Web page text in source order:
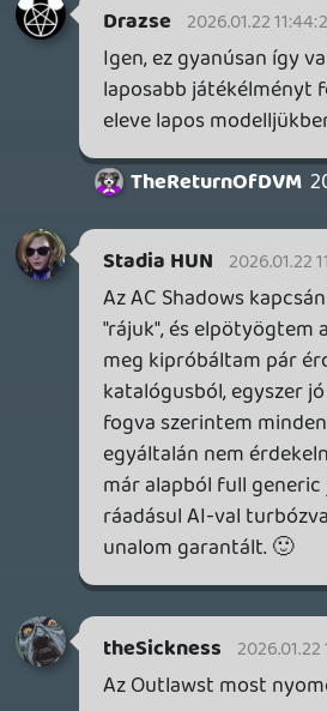
a menthetőt. Érzésem szerint az
részét el kellene engedniük és/vagy
modernizálniuk, ahogy mondjuk a
tette a God of Warral. Régi név, új
DNA - mert az Ubi DNA bizony
rosszul öregedett.
Az utolsó két említett cím
kifejezetten jó lett.
axl 2026.01.22 10:20:30
2026.01.22 10:20:30 #20r6l
Durva egyébként, milyen
tették magukat. Az ezredforduló
környékén még a kedvenceim voltak,
sorra jöttek tőlük a jobbnál jobb
régi játékok nagyszerű
(Prince of Persia: The Sands of
folytatásai) és kreatív, új címek
Cell, Beyond Good & Evil, XIII, Far Cry
Szerintem az Assassin's Creed is
elcsépelték. (Azóta se tartom
csak számomra már unalmassá
Utoljára tőlük a Rayman Legends
az ingerküszöbömet (mondjuk az